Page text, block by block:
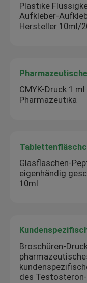
Plastike
Aufkleber-
Hersteller 10ml/
CMYK-Druck 1
Pharmazeutika
Glasflaschen-
eigenhändig
10ml
Broschüren-
des